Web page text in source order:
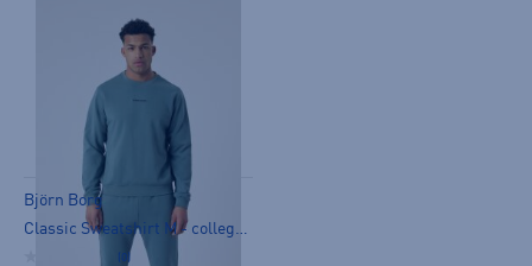
Björn Borg
(0)